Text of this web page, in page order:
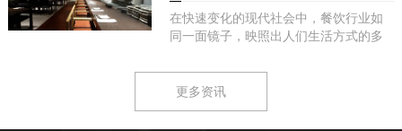
在快速变化的现代社会中，餐饮行业如
同一面镜子，映照出人们生活方式的多
更多资讯